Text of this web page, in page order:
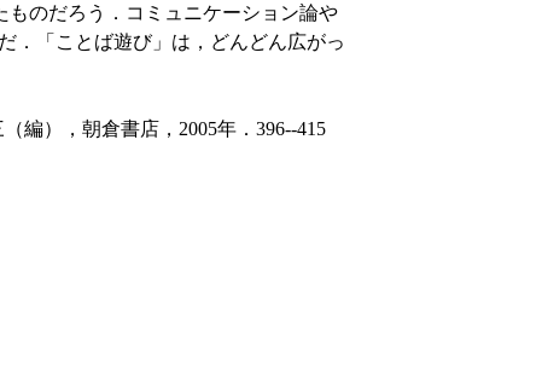
のだろう．コミュニケーション論や
．「ことば遊び」は，どんどん広がっ
），朝倉書店，2005年．396--415